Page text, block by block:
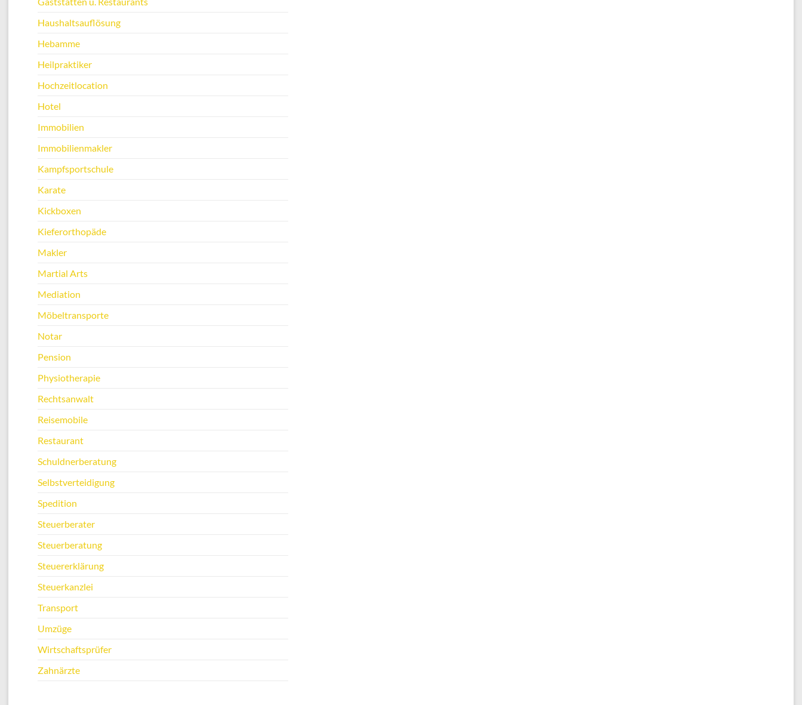
Haushaltsauflösung
Hebamme
Heilpraktiker
Hochzeitlocation
Hotel
Immobilien
Immobilienmakler
Kampfsportschule
Karate
Kickboxen
Kieferorthopäde
Makler
Martial Arts
Mediation
Möbeltransporte
Notar
Pension
Physiotherapie
Rechtsanwalt
Reisemobile
Restaurant
Schuldnerberatung
Selbstverteidigung
Spedition
Steuerberater
Steuerberatung
Steuererklärung
Steuerkanzlei
Transport
Umzüge
Wirtschaftsprüfer
Zahnärzte